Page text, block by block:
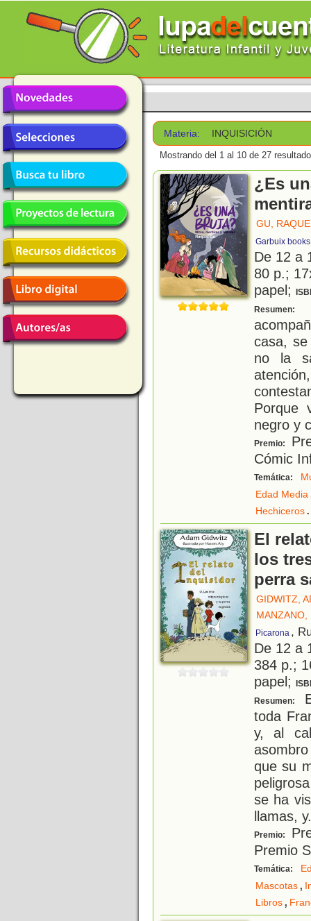
Materia: INQUISICIÓN
Mostrando del 1 al 10 de 27
¿Es
GU,
Garbuix books
De 12 a
80 p.;
papel;
Resumen:
casa,
no la
Porque
negro y
Premio:
Cómic
Temática:
Edad Media
Hechiceros.
El
los
perra
GIDWITZ,
MANZANO,
Picarona ,
De 12 a
384 p.;
papel;
Resumen:
toda
y, al
que su
se ha
llamas, y
Premio:
Premio
Temática:
Mascotas,
Libros,